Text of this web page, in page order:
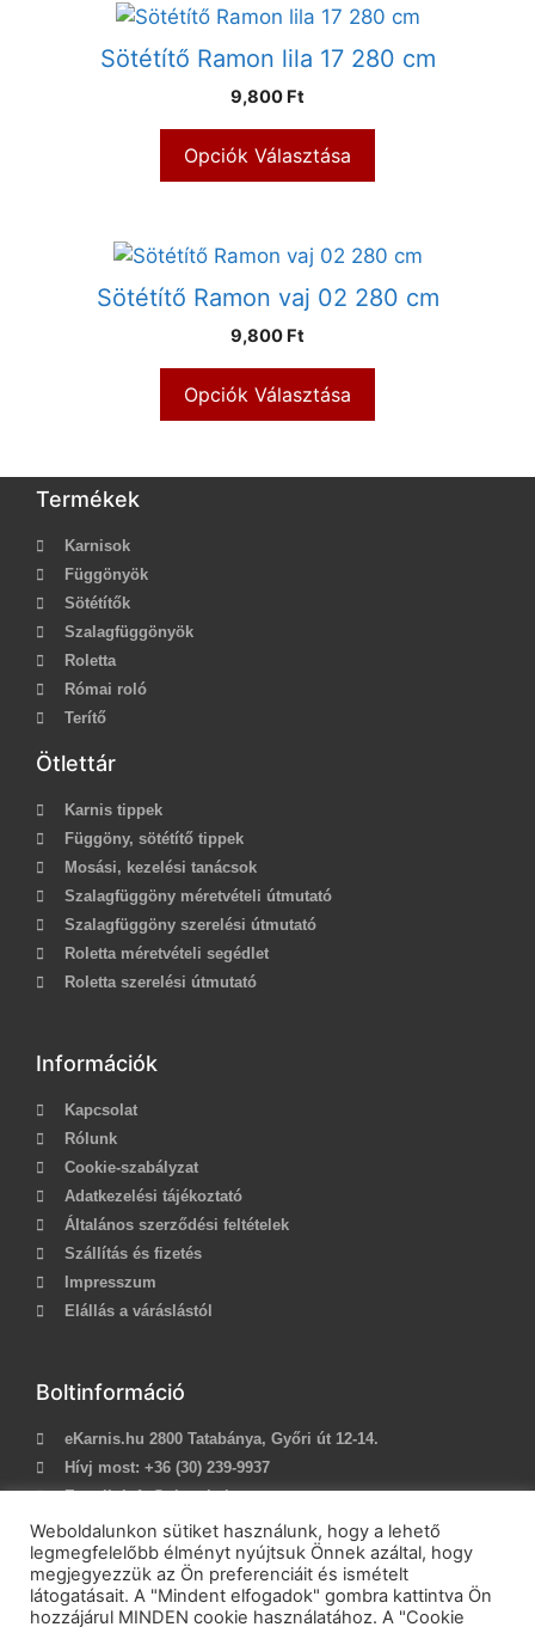
Sötétítő Ramon lila 17 280 cm
9,800 Ft
Opciók Választása
Sötétítő Ramon vaj 02 280 cm
9,800 Ft
Opciók Választása
Termékek
Karnisok
Függönyök
Sötétítők
Szalagfüggönyök
Roletta
Római roló
Terítő
Ötlettár
Karnis tippek
Függöny, sötétítő tippek
Mosási, kezelési tanácsok
Szalagfüggöny méretvételi útmutató
Szalagfüggöny szerelési útmutató
Roletta méretvételi segédlet
Roletta szerelési útmutató
Információk
Kapcsolat
Rólunk
Cookie-szabályzat
Adatkezelési tájékoztató
Általános szerződési feltételek
Szállítás és fizetés
Impresszum
Elállás a váráslástól
Boltinformáció
eKarnis.hu 2800 Tatabánya, Győri út 12-14.
Hívj most: +36 (30) 239-9937
E-mail:info@ekarnis.hu
2021 © eKarnis.hu| Karnis és Függöny Webáruház | Minden
jog fenntartva!
Weboldalunkon sütiket használunk, hogy a lehető
legmegfelelőbb élményt nyújtsuk Önnek azáltal, hogy
megjegyezzük az Ön preferenciáit és ismételt
látogatásait. A "Mindent elfogadok" gombra kattintva Ön
hozzájárul MINDEN cookie használatához. A "Cookie